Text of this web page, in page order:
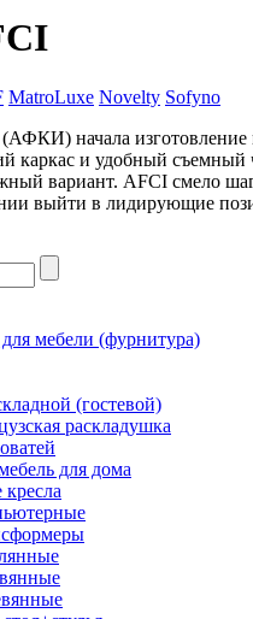
MatroLuxe Novelty Sofyno
начала изготовление
каркас и удобный
вариант. AFCI смело
выйти в лидирующие
для мебели (фурнитура)
(гостевой)
раскладушка
для дома